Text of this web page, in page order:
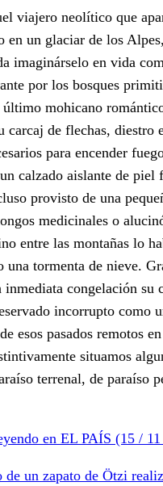
viajero neolítico que
en un glaciar de los
imaginárselo en vida
por los bosques
mohicano
carcaj de flechas, diestro
para encender
calzado aislante de piel
provisto de una
medicinales o
entre las montañas lo
una tormenta de nieve.
inmediata congelación su
incorrupto como
esos pasados remotos
situamos
terrenal, de paraíso
en EL PAÍS (15 /